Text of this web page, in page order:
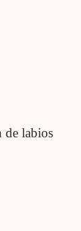
de labios